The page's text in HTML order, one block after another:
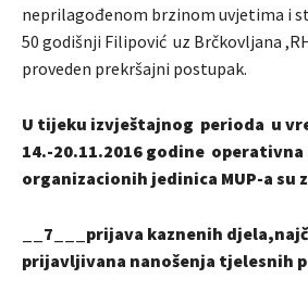
neprilagođenom brzinom uvjetima i
50 godišnji Filipović uz Brčkovljana
proveden prekršajni postupak.
U tijeku izvještajnog perioda u
14.-20.11.2016 godine
organizacionih jedinica MUP-a su
__7___prijava kaznenih
prijavljivana nanošenja tjelesnih